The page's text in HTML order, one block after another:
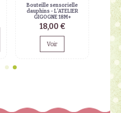
Bouteille sensorielle
dauphins - L'ATELIER
GIGOGNE 18M+
18,00 €
Voir